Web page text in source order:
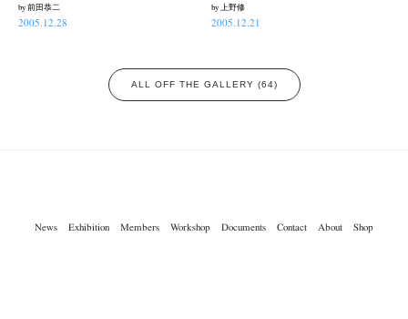
by 前田恭二
2005.12.28
by 上野修
2005.12.21
ALL OFF THE GALLERY (64)
News Exhibition Members Workshop Documents Contact About Shop